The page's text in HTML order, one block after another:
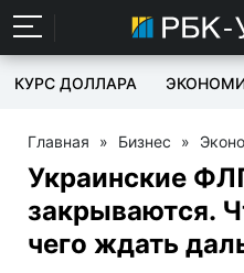
КУРС ДОЛЛАРА
Главная » Бизнес »
Украинские
закрываются.
чего ждать